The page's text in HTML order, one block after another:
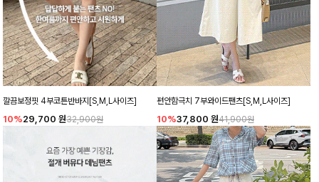
깔끔보정핏 4부코튼반바지[S,M,L사이즈]
10%29,700 원32,900원
편안함극치 7부와이드팬츠[S,M,L사이즈]
10%37,800 원41,900원